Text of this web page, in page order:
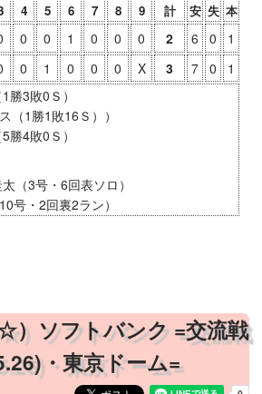
アム
アム下関
ム
園野球場
ジアム
場
ドスタジアム
4 5 6 7 8 9 計 安 失 本
0 0 1 0 0 0 2 6 0
1
0 1 0 0 0 X 3 7 0
1
勝3敗0Ｓ）
（1勝1敗16Ｓ））
勝4敗0Ｓ）
（3号・6回表ソロ）
号・2回裏2ラン）
ソフトバンク =交流戦
・東京ドーム=